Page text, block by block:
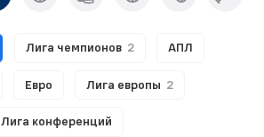
Лига чемпионов 2 АПЛ
Евро Лига европы 2
Лига конференций